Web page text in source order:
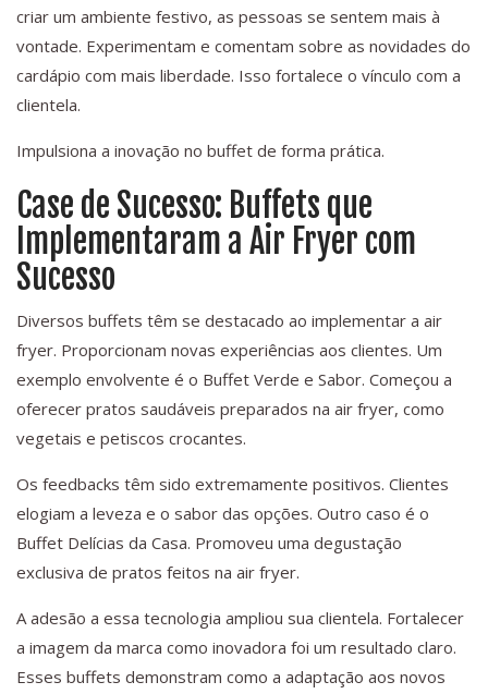
criar um ambiente festivo, as pessoas se sentem mais à
vontade. Experimentam e comentam sobre as novidades do
cardápio com mais liberdade. Isso fortalece o vínculo com a
clientela.
Impulsiona a inovação no buffet de forma prática.
Case de Sucesso: Buffets que
Implementaram a Air Fryer com
Sucesso
Diversos buffets têm se destacado ao implementar a air
fryer. Proporcionam novas experiências aos clientes. Um
exemplo envolvente é o Buffet Verde e Sabor. Começou a
oferecer pratos saudáveis preparados na air fryer, como
vegetais e petiscos crocantes.
Os feedbacks têm sido extremamente positivos. Clientes
elogiam a leveza e o sabor das opções. Outro caso é o
Buffet Delícias da Casa. Promoveu uma degustação
exclusiva de pratos feitos na air fryer.
A adesão a essa tecnologia ampliou sua clientela. Fortalecer
a imagem da marca como inovadora foi um resultado claro.
Esses buffets demonstram como a adaptação aos novos